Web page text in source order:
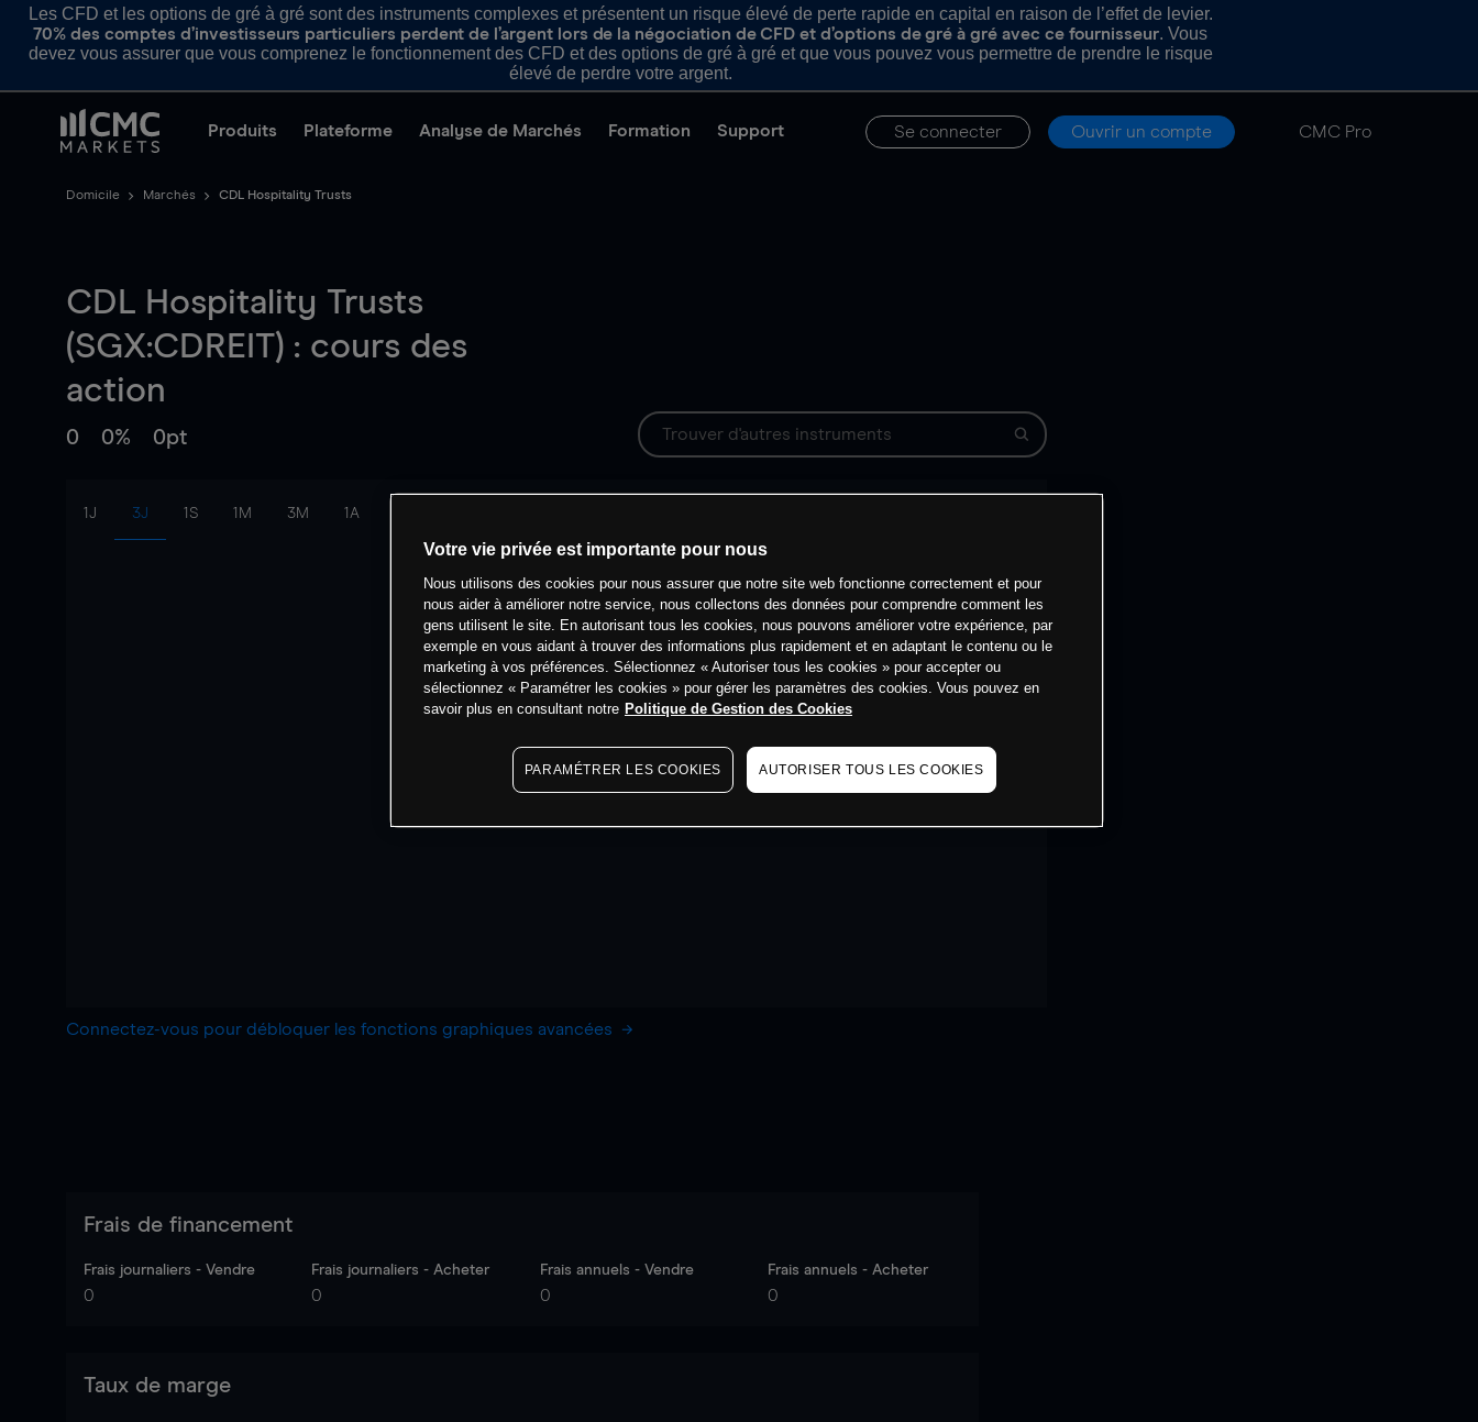
Les CFD et les options de gré à gré sont des instruments complexes et présentent un risque élevé de perte rapide en capital en raison de l’effet de levier.
70% des comptes d’investisseurs particuliers perdent de l’argent lors de la négociation de CFD et d’options de gré à gré avec ce fournisseur. Vous
devez vous assurer que vous comprenez le fonctionnement des CFD et des options de gré à gré et que vous pouvez vous permettre de prendre le risque
élevé de perdre votre argent.
Produits Plateforme Analyse de Marchés Formation Support Se connecter Ouvrir un compte CMC Pro
Domicile Marchés CDL Hospitality Trusts
CDL Hospitality Trusts
(SGX:CDREIT) : cours des
action
0 0% 0pt
1J 3J 1S 1M 3M 1A
Connectez-vous pour débloquer les fonctions graphiques avancées
Frais de financement
Frais journaliers - Vendre
0
Frais journaliers - Acheter
0
Frais annuels - Vendre
0
Frais annuels - Acheter
0
Taux de marge
Votre vie privée est importante pour nous
Nous utilisons des cookies pour nous assurer que notre site web fonctionne correctement et pour
nous aider à améliorer notre service, nous collectons des données pour comprendre comment les
gens utilisent le site. En autorisant tous les cookies, nous pouvons améliorer votre expérience, par
exemple en vous aidant à trouver des informations plus rapidement et en adaptant le contenu ou le
marketing à vos préférences. Sélectionnez « Autoriser tous les cookies » pour accepter ou
sélectionnez « Paramétrer les cookies » pour gérer les paramètres des cookies. Vous pouvez en
savoir plus en consultant notre Politique de Gestion des Cookies
PARAMÉTRER LES COOKIES AUTORISER TOUS LES COOKIES